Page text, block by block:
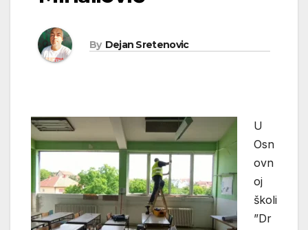
By Dejan Sretenovic
U
Osn
ovn
oj
školi
”Dr